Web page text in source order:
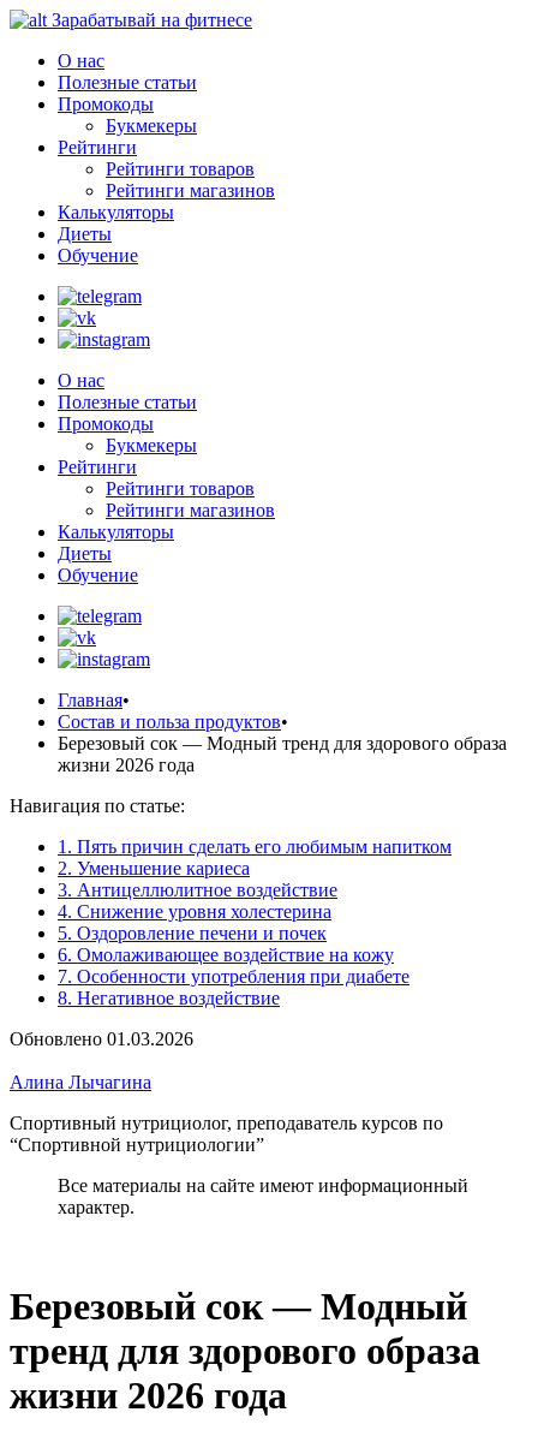
Зарабатывай на фитнесе
О нас
Полезные статьи
Промокоды
Букмекеры
Рейтинги
Рейтинги товаров
Рейтинги магазинов
Калькуляторы
Диеты
Обучение
О нас
Полезные статьи
Промокоды
Букмекеры
Рейтинги
Рейтинги товаров
Рейтинги магазинов
Калькуляторы
Диеты
Обучение
Главная•
Состав и польза продуктов•
Березовый сок — Модный тренд для здорового образа
жизни 2026 года
Навигация по статье:
1. Пять причин сделать его любимым напитком
2. Уменьшение кариеса
3. Антицеллюлитное воздействие
4. Снижение уровня холестерина
5. Оздоровление печени и почек
6. Омолаживающее воздействие на кожу
7. Особенности употребления при диабете
8. Негативное воздействие
Обновлено 01.03.2026
Алина Лычагина
Спортивный нутрициолог, преподаватель курсов по
“Спортивной нутрициологии”
Все материалы на сайте имеют информационный
характер.
Березовый сок — Модный
тренд для здорового образа
жизни 2026 года